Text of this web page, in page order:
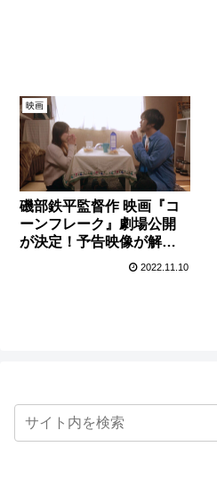
映画
磯部鉄平監督作 映画『コ
ーンフレーク』劇場公開
が決定！予告映像が解
2022.11.10